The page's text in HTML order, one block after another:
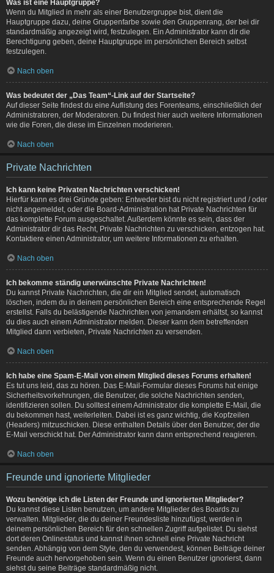
Was ist eine Hauptgruppe?
Wenn du Mitglied in mehr als einer Benutzergruppe bist, dient die
Hauptgruppe dazu, deine Gruppenfarbe sowie den Gruppenrang, der bei dir
standardmäßig angezeigt wird, festzulegen. Ein Administrator kann dir die
Berechtigung geben, deine Hauptgruppe im persönlichen Bereich selbst
festzulegen.
Nach oben
Was bedeutet der „Das Team“-Link auf der Startseite?
Auf dieser Seite findest du eine Auflistung des Forenteams, einschließlich der
Administratoren, der Moderatoren. Du findest hier auch weitere Informationen
wie die Foren, die diese im Einzelnen moderieren.
Nach oben
Private Nachrichten
Ich kann keine Privaten Nachrichten verschicken!
Hierfür kann es drei Gründe geben: Entweder bist du nicht registriert und / oder
nicht angemeldet, oder die Board-Administration hat Private Nachrichten für
das komplette Forum ausgeschaltet. Außerdem könnte es sein, dass der
Administrator dir das Recht, Private Nachrichten zu verschicken, entzogen hat.
Kontaktiere einen Administrator, um weitere Informationen zu erhalten.
Nach oben
Ich bekomme ständig unerwünschte Private Nachrichten!
Du kannst Private Nachrichten, die dir ein Mitglied sendet, automatisch
löschen, indem du in deinem persönlichen Bereich eine entsprechende Regel
erstellst. Falls du belästigende Nachrichten von jemandem erhältst, so kannst
du dies auch einem Administrator melden. Dieser kann dem betreffenden
Mitglied dann verbieten, Private Nachrichten zu versenden.
Nach oben
Ich habe eine Spam-E-Mail von einem Mitglied dieses Forums erhalten!
Es tut uns leid, das zu hören. Das E-Mail-Formular dieses Forums hat einige
Sicherheitsvorkehrungen, die Benutzer, die solche Nachrichten senden,
identifizieren sollen. Du solltest einem Administrator die komplette E-Mail, die
du bekommen hast, weiterleiten. Dabei ist es ganz wichtig, die Kopfzeilen
(Headers) mitzuschicken. Diese enthalten Details über den Benutzer, der die
E-Mail verschickt hat. Der Administrator kann dann entsprechend reagieren.
Nach oben
Freunde und ignorierte Mitglieder
Wozu benötige ich die Listen der Freunde und ignorierten Mitglieder?
Du kannst diese Listen benutzen, um andere Mitglieder des Boards zu
verwalten. Mitglieder, die du deiner Freundesliste hinzufügst, werden in
deinem persönlichen Bereich für den schnellen Zugriff aufgelistet. Du siehst
dort deren Onlinestatus und kannst ihnen schnell eine Private Nachricht
senden. Abhängig von dem Style, den du verwendest, können Beiträge deiner
Freunde auch hervorgehoben sein. Wenn du einen Benutzer ignorierst, dann
siehst du seine Beiträge standardmäßig nicht.